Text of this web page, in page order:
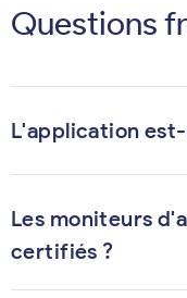
Questions
L'application
Les moniteurs
certifiés ?